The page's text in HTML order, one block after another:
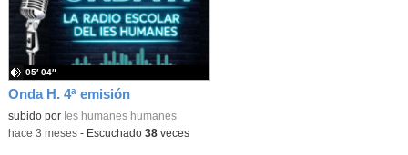
Onda H. 4ª emisión
subido por Ies humanes humanes
05′ 04″
-hace 3 meses- Escuchado 38veces